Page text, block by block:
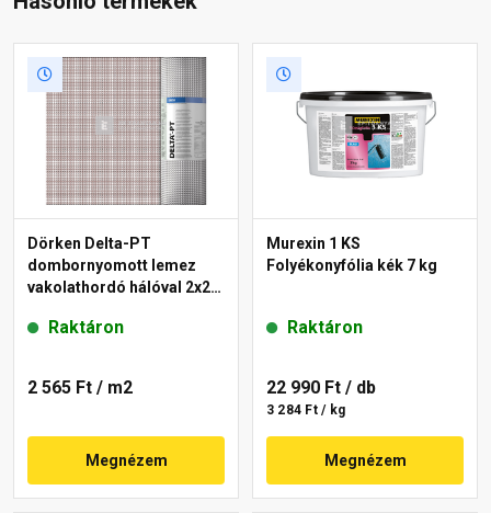
Dörken Delta-PT
dombornyomott lemez
vakolathordó hálóval 2x20
Raktáron
2 565 Ft / m2
Megnézem
Murexin 1 KS
Folyékonyfólia kék 7 kg
Raktáron
22 990 Ft / db
3 284 Ft / kg
Megnézem